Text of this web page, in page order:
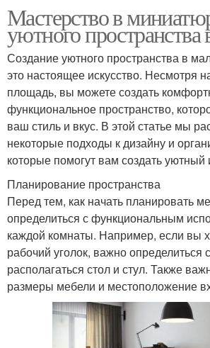
Мастерство в
уютного пространства
Создание уютного пространства в
это настоящее искусство. Несмотря
площадь, вы можете создать
функциональное пространство,
ваш стиль и вкус. В этой статье мы
некоторые подходы к дизайну и
которые помогут вам создать уютный
Планирование пространства
Перед тем, как начать планировать
определиться с функциональным
каждой комнаты. Например, если вы
рабочий уголок, важно определиться
располагаться стол и стул. Также
размеры мебели и местоположение